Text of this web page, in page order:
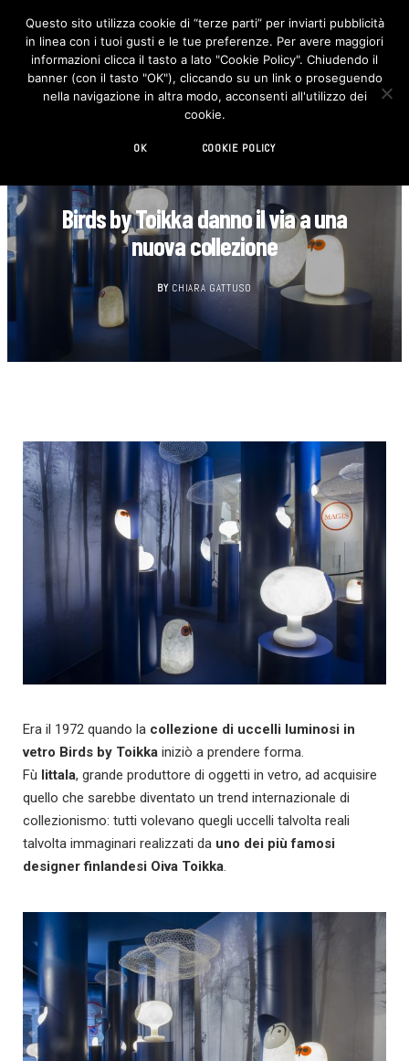
F
c
e
b
o
I
n
s
t
Birds by Toikka danno il via a una
nuova collezione
BY CHIARA GATTUSO
Era il 1972 quando la collezione di uccelli luminosi in
vetro Birds by Toikka iniziò a prendere forma.
Fù Iittala, grande produttore di oggetti in vetro, ad acquisire
quello che sarebbe diventato un trend internazionale di
collezionismo: tutti volevano quegli uccelli talvolta reali
talvolta immaginari realizzati da uno dei più famosi
designer finlandesi Oiva Toikka
Questo sito utilizza cookie di “terze parti” per inviarti pubblicità
in linea con i tuoi gusti e le tue preferenze. Per avere maggiori
informazioni clicca il tasto a lato "Cookie Policy". Chiudendo il
banner (con il tasto "OK"), cliccando su un link o proseguendo
nella navigazione in altra modo, acconsenti all'utilizzo dei
cookie.
OK COOKIE POLICY